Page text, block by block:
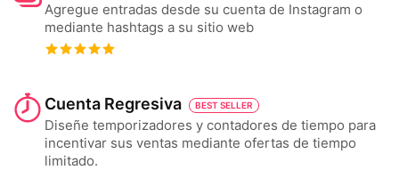
Agregue entradas desde su cuenta de Instagram o
mediante hashtags a su sitio web
Cuenta Regresiva BEST SELLER
Diseñe temporizadores y contadores de tiempo para
incentivar sus ventas mediante ofertas de tiempo
limitado.